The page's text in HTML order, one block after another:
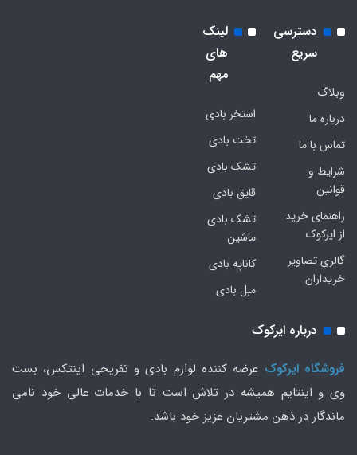
دسترسی
سریع
وبلاگ
درباره ما
تماس با ما
شرایط و
قوانین
راهنمای خرید
از ایرکوک
گالری تصاویر
خریداران
لینک
های
مهم
استخر بادی
تخت بادی
تشک بادی
قایق بادی
تشک بادی
ماشین
کاناپه بادی
مبل بادی
درباره ایرکوک
فروشگاه ایرکوک عرضه کننده لوازم بادی و تفریحی اینتکس، بست
وی و اینتایم همیشه در تلاش است تا با خدمات عالی خود نامی
ماندگار در ذهن مشتریان عزیز خود باشد.